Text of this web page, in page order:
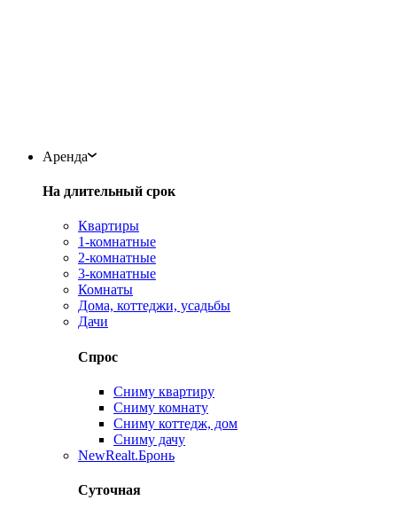
Аренда
На длительный срок
Квартиры
1-комнатные
2-комнатные
3-комнатные
Комнаты
Дома, коттеджи, усадьбы
Дачи
Спрос
Сниму квартиру
Сниму комнату
Сниму коттедж, дом
Сниму дачу
NewRealt.Бронь
Суточная